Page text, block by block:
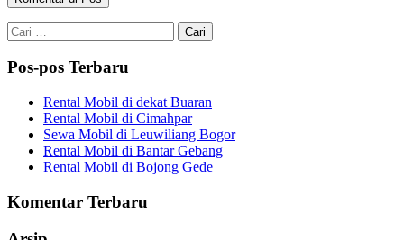
Cari
untuk:
Pos-pos Terbaru
Rental Mobil di dekat Buaran
Rental Mobil di Cimahpar
Sewa Mobil di Leuwiliang Bogor
Rental Mobil di Bantar Gebang
Rental Mobil di Bojong Gede
Komentar Terbaru